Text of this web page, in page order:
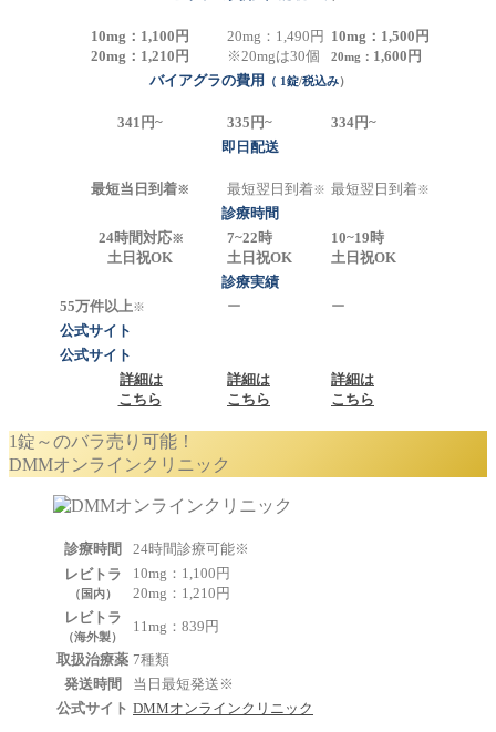
10mg： 1,100円
20mg： 1,210円
20mg： 1,490円
※20mgは30個
10mg： 1,500円
20mg： 1,600円
バイアグラの費用 （ 1錠/税込み）
341円~ 335円~
334円~
即日配送
最短当日到着※ 最短翌日到着※ 最短翌日到着※
診療時間
24時間対応※
土日祝OK
7~22時
土日祝OK
10~19時
土日祝OK
診療実績
55万件以上※ ー
ー
公式サイト
公式サイト
詳細は
こちら
詳細は
こちら
詳細は
こちら
1錠～のバラ売り可能！
DMMオンラインクリニック
診療時間 24時間診療可能※
レビトラ
（国内）
10mg：1,100円
20mg：1,210円
レビトラ
（海外製）
11mg：839円
取扱治療薬 7種類
発送時間
当日最短発送※
公式サイト DMMオンラインクリニック